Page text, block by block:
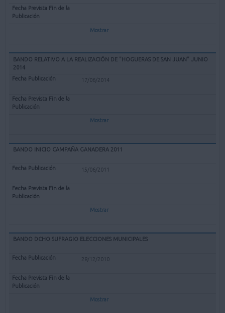
Mostrar
BANDO RELATIVO A LA REALIZACIÓN DE "HOGUERAS DE SAN JUAN" JUNIO
2014
17/06/2014
Mostrar
BANDO INICIO CAMPAÑA GANADERA 2011
15/06/2011
Mostrar
BANDO DCHO SUFRAGIO ELECCIONES MUNICIPALES
28/12/2010
Mostrar